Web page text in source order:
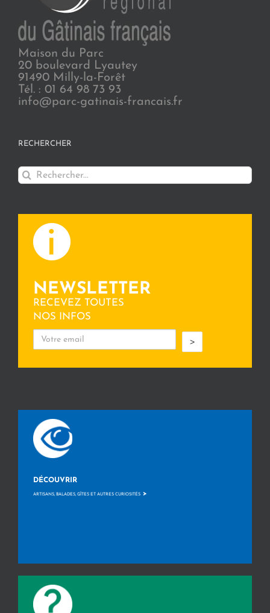
Maison du Parc
20 boulevard Lyautey
91490 Milly-la-Forêt
Tél. : 01 64 98 73 93
info@parc-gatinais-francais.fr
RECHERCHER
Rechercher:
NEWSLETTER
RECEVEZ TOUTES
NOS INFOS
>
DÉCOUVRIR
ARTISANS, BALADES, GÎTES ET AUTRES CURIOSITÉS >